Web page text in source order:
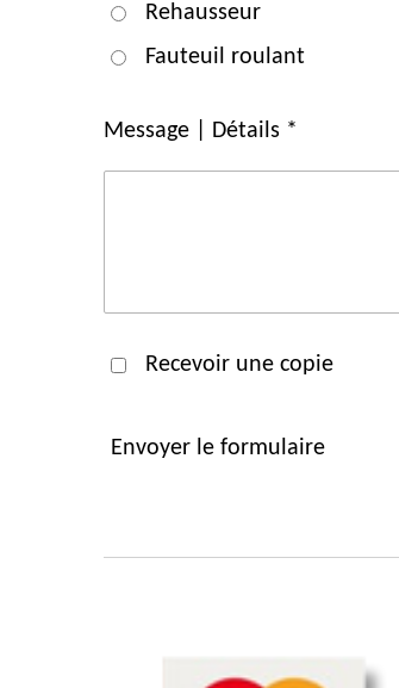
Rehausseur
Fauteuil roulant
Message | Détails *
Recevoir une copie
Envoyer le formulaire